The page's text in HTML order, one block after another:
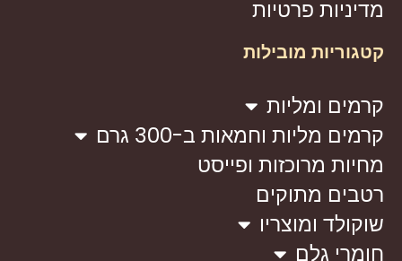
מדיניות פרטיות
קטגוריות מובילות
קרמים ומליות
קרמים מליות וחמאות ב-300 גרם
מחיות מרוכזות ופייסט
רטבים מתוקים
שוקולד ומוצריו
חומרי גלם